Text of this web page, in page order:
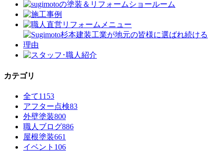
カテゴリ
全て1153
アフター点検83
外壁塗装800
職人ブログ886
屋根塗装661
イベント 106